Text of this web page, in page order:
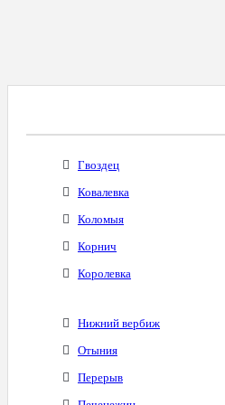
Гвоздец
Ковалевка
Коломыя
Корнич
Королевка
Нижний вербиж
Отыния
Перерыв